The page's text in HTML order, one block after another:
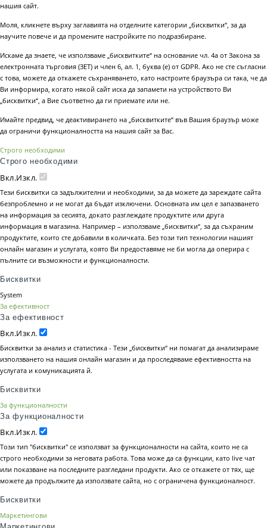
нашия сайт.
Моля, кликнете върху заглавията на отделните категории „бисквитки“, за да
научите повече и да промените настройките по подразбиране.
Искаме да знаете, че използваме „бисквитките“ на основание чл. 4а от Закона за
електронната търговия (ЗЕТ) и член 6, ал. 1, буква (е) от GDPR. Ако не сте съгласни
с това, можете да откажете съхраняването, като настроите браузъра си така, че да
Ви информира, когато някой сайт иска да запамети на устройството Ви
„бисквитки“, а Вие съответно да ги приемате или не.
Имайте предвид, че деактивирането на „бисквитките“ във Вашия браузър може
да ограничи функционалността на нашия сайт за Вас.
Строго необходими
Строго необходими
Вкл.Изкл.
Тези бисквитки са задължителни и необходими, за да можете да зареждате сайта
безпроблемно и не могат да бъдат изключени. Основната им цел е запазването
на информация за сесията, докато разглеждате продуктите или друга
информация в магазина. Например – използваме „бисквитки“, за да съхраним
продуктите, които сте добавили в количката. Без този тип технологии нашият
онлайн магазин и услугата, която Ви предоставяме не би могла да оперира с
пълните си възможности и функционалности.
Бисквитки
System
За ефективност
За ефективност
Вкл.Изкл.
Бисквитки за анализ и статистика - Тези „бисквитки“ ни помагат да анализираме
използването на нашия онлайн магазин и да проследяваме ефективността на
услугата и комуникацията й.
Бисквитки
За функционалности
За функционалности
Вкл.Изкл.
Този тип "бисквитки" се използват за функционалности на сайта, които не са
строго необходими за неговата работа. Това може да са функции, като live чат
или показване на последните разгледани продукти. Ако се откажете от тях, ще
можете да продължите да използвате сайта, но с ограничена функционалност.
Бисквитки
Маркетингови